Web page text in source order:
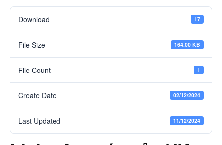
Download 17
File Size 164.00 KB
File Count 1
Create Date 02/12/2024
Last Updated 11/12/2024